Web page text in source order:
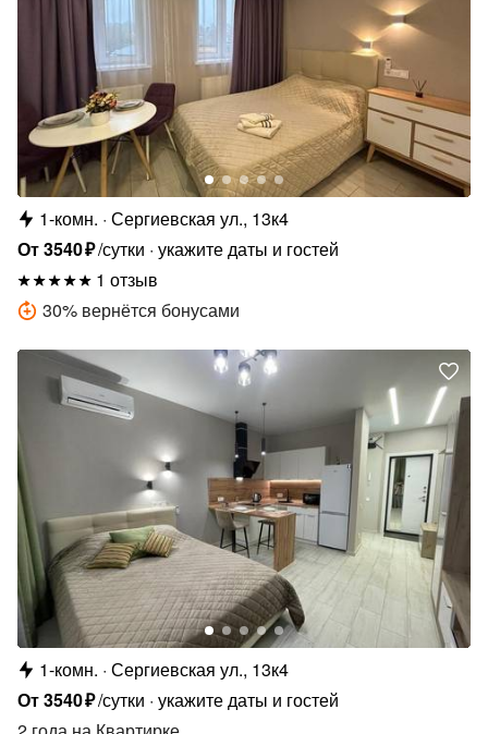
1-комн. Сергиевская ул., 13к4
От3540₽/сутки укажите даты и гостей
1 отзыв
30% вернётся бонусами
1-комн. Сергиевская ул., 13к4
От3540₽/сутки укажите даты и гостей